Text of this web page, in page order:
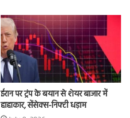
ईरान पर ट्रंप के बयान से शेयर बाजार में
हाहाकार, सेंसेक्स-निफ्टी धड़ाम